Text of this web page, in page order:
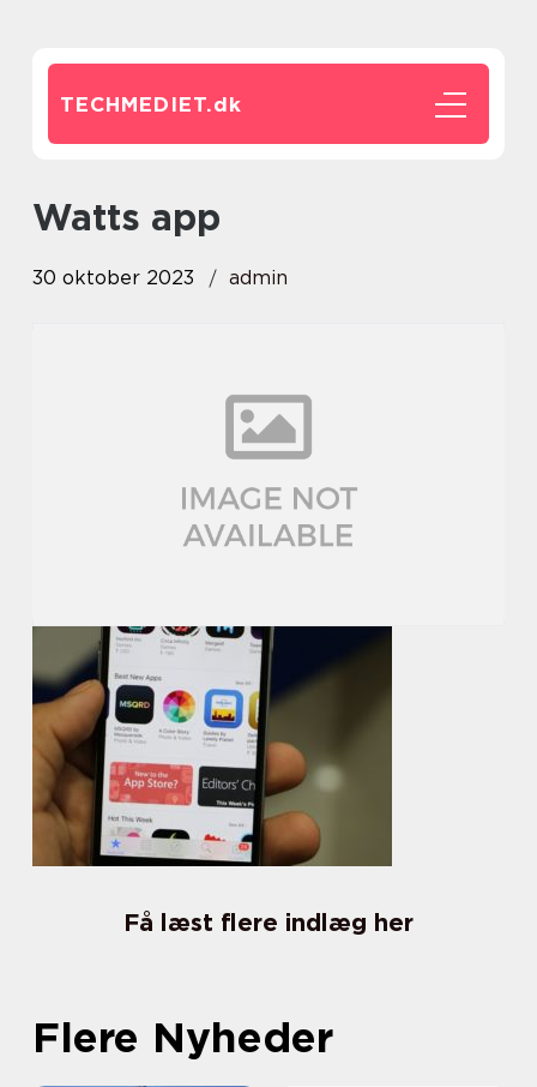
TECHMEDIET.dk
watts app
30 oktober 2023 admin
Få læst flere indlæg her
Flere Nyheder